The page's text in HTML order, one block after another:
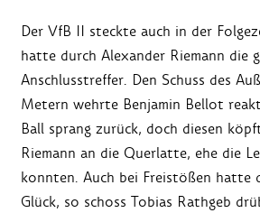
Der VfB II steckte auch in der
hatte durch Alexander Riemann die
Anschlusstreffer. Den Schuss des
Metern wehrte Benjamin Bellot
Ball sprang zurück, doch diesen
Riemann an die Querlatte, ehe die
konnten. Auch bei Freistößen hatte
Glück, so schoss Tobias Rathgeb